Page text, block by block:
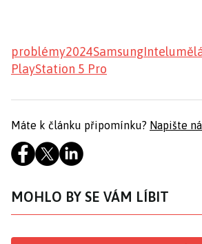
problémy2024SamsungIntel
PlayStation 5 Pro
Máte k článku připomínku? Napište
MOHLO BY SE VÁM LÍBIT